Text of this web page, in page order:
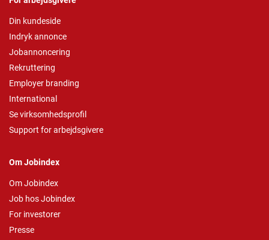
Din kundeside
Indryk annonce
Jobannoncering
Rekruttering
Employer branding
International
Se virksomhedsprofil
Support for arbejdsgivere
Om Jobindex
Om Jobindex
Job hos Jobindex
For investorer
Presse